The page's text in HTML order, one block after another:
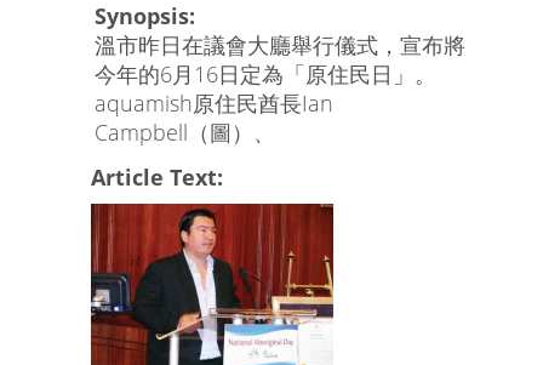
Synopsis:
溫市昨日在議會大廳舉行儀式，宣布將
今年的6月16日定為「原住民日」。
aquamish原住民酋長Ian
Campbell（圖）、
Article Text: